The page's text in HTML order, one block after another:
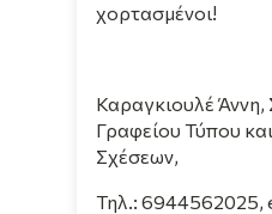
χορτασμένοι!
Καραγκιουλέ
Γραφείου Τύπου
Σχέσεων,
Τηλ.: 6944562025,